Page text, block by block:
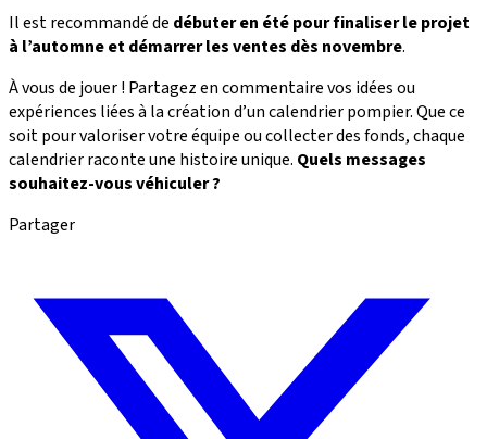
Il est recommandé de débuter en été pour finaliser le projet
à l’automne et démarrer les ventes dès novembre.
À vous de jouer ! Partagez en commentaire vos idées ou
expériences liées à la création d’un calendrier pompier. Que ce
soit pour valoriser votre équipe ou collecter des fonds, chaque
calendrier raconte une histoire unique. Quels messages
souhaitez-vous véhiculer ?
Partager